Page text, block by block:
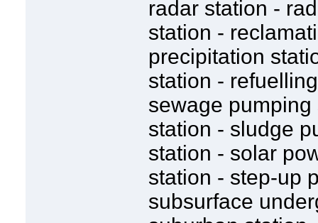
radar station -
station -
precipitation
station -
sewage
station - sludge
station - solar
station - step-up
subsurface